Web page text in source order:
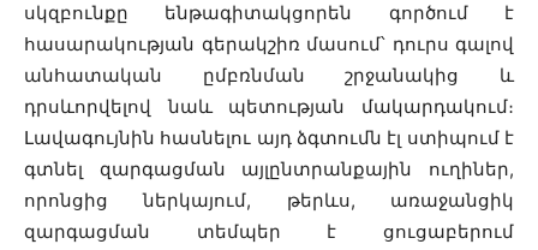
սկզբունքը ենթագիտակցորեն գործում է
հասարակության գերակշիռ մասում՝ դուրս գալով
անհատական ըմբռնման շրջանակից և
դրսևորվելով նաև պետության մակարդակում։
Լավագույնին հասնելու այդ ձգտումն էլ ստիպում է
գտնել զարգացման այլընտրանքային ուղիներ,
որոնցից ներկայում, թերևս, առաջանցիկ
զարգացման տեմպեր է ցուցաբերում